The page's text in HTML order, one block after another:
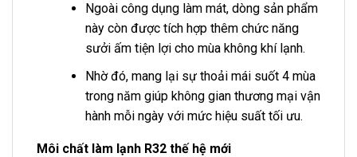
Ngoài công dụng làm mát, dòng sản phẩm
này còn được tích hợp thêm chức năng
sưởi ấm tiện lợi cho mùa không khí lạnh.
Nhờ đó, mang lại sự thoải mái suốt 4 mùa
trong năm giúp không gian thương mại vận
hành mỗi ngày với mức hiệu suất tối ưu.
Môi chất làm lạnh R32 thế hệ mới